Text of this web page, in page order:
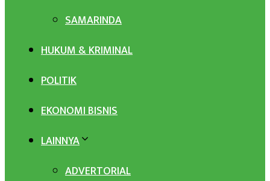
SAMARINDA
HUKUM & KRIMINAL
POLITIK
EKONOMI BISNIS
LAINNYA
ADVERTORIAL